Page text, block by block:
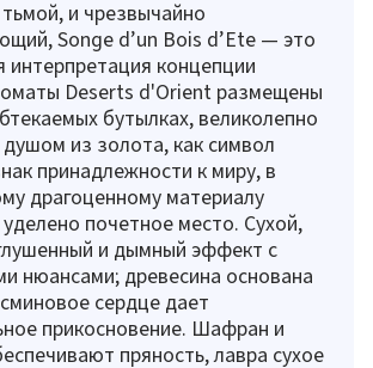
и чрезвычайно
Songe d’un Bois d’Ete — это
интерпретация концепции
Deserts d'Orient размещены
бутылках, великолепно
из золота, как символ
принадлежности к миру, в
драгоценному материалу
почетное место. Сухой,
и дымный эффект с
нюансами; древесина основана
сердце дает
прикосновение. Шафран и
пряность, лавра сухое